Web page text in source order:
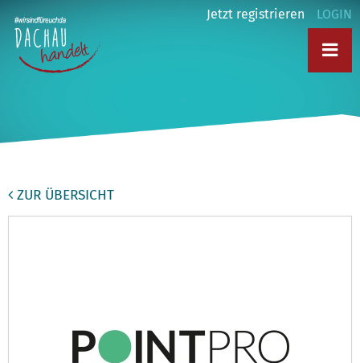
Jetzt registrieren LOGIN
ZUR ÜBERSICHT